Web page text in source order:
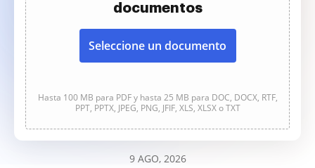
documentos
Seleccione un documento
Hasta 100 MB para PDF y hasta 25 MB para DOC, DOCX, RTF,
PPT, PPTX, JPEG, PNG, JFIF, XLS, XLSX o TXT
9 AGO, 2026